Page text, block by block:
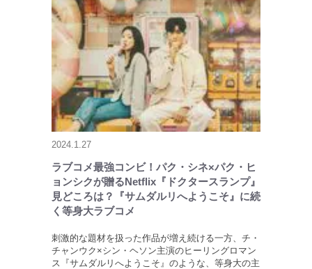
2024.1.27
ラブコメ最強コンビ！パク・シネ×パク・ヒ
ョンシクが贈るNetflix『ドクタースランプ』
見どころは？『サムダルリへようこそ』に続
く等身大ラブコメ
刺激的な題材を扱った作品が増え続ける一方、チ・
チャンウク×シン・ヘソン主演のヒーリングロマン
ス『サムダルリへようこそ』のような、等身大の主